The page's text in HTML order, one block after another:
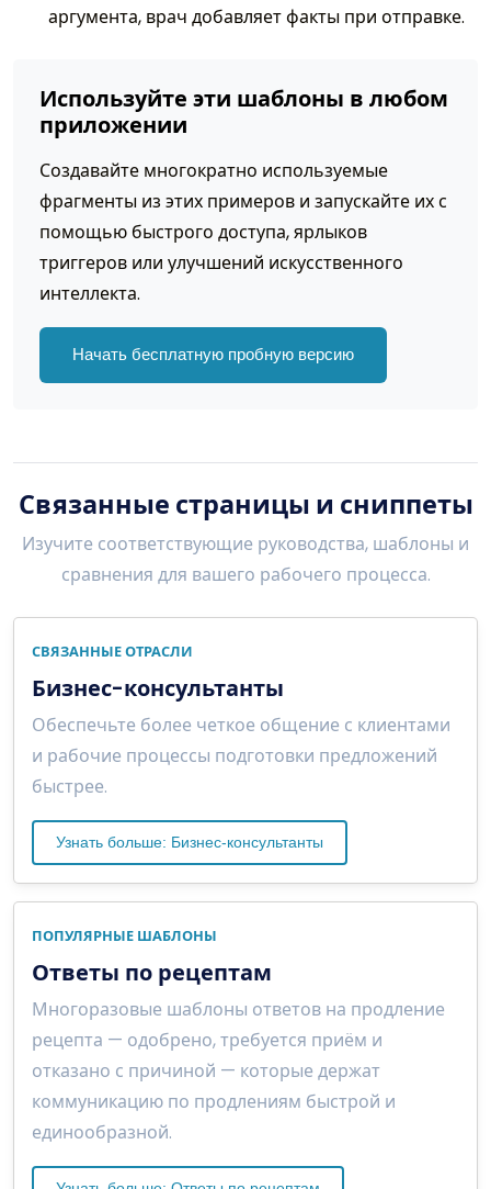
аргумента, врач добавляет факты при отправке.
Используйте эти шаблоны в любом
приложении
Создавайте многократно используемые
фрагменты из этих примеров и запускайте их с
помощью быстрого доступа, ярлыков
триггеров или улучшений искусственного
интеллекта.
Начать бесплатную пробную версию
Связанные страницы и сниппеты
Изучите соответствующие руководства, шаблоны и
сравнения для вашего рабочего процесса.
СВЯЗАННЫЕ ОТРАСЛИ
Бизнес-консультанты
Обеспечьте более четкое общение с клиентами
и рабочие процессы подготовки предложений
быстрее.
Узнать больше: Бизнес-консультанты
ПОПУЛЯРНЫЕ ШАБЛОНЫ
Ответы по рецептам
Многоразовые шаблоны ответов на продление
рецепта — одобрено, требуется приём и
отказано с причиной — которые держат
коммуникацию по продлениям быстрой и
единообразной.